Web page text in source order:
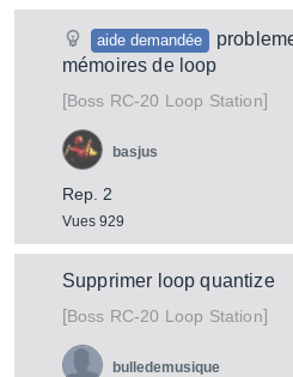
aide demandée
mémoires de loop
[Boss RC-20 Loop Station]
Rep. 2
Vues 929
basjus
Supprimer loop quantize
[Boss RC-20 Loop Station]
bulledemusique